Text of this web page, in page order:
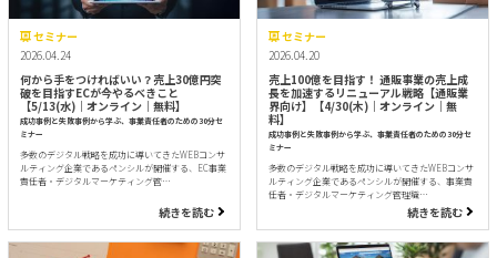
セミナー
2026.04.24
何から手をつければいい？売上30億円突
破を目指すECが今やるべきこと
【5/13(水)｜オンライン｜無料】
成功事例と失敗事例から学ぶ、事業責任者のための30分セ
ミナー
多数のデジタル戦略を成功に導いてきたWEBコンサ
ルティング企業であるペンシルが開催する、EC事業
責任者・デジタルマーケティング管…
続きを読む
セミナー
2026.04.20
売上100億を目指す！ 通販事業の売上成
長を加速するリニューアル戦略【通販業
界向け】【4/30(木)｜オンライン｜無
料】
成功事例と失敗事例から学ぶ、事業責任者のための30分セ
ミナー
多数のデジタル戦略を成功に導いてきたWEBコンサ
ルティング企業であるペンシルが開催する、事業責
任者・デジタルマーケティング管理職…
続きを読む